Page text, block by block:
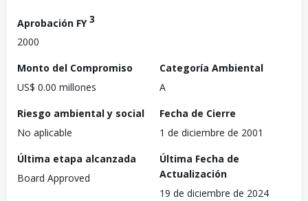
Aprobación FY3
2000
Monto del Compromiso
US$ 0.00 millones
Categoría Ambiental
A
Riesgo ambiental y social
No aplicable
Fecha de Cierre
1 de diciembre de 2001
Última etapa alcanzada
Board Approved
Última Fecha de
Actualización
19 de diciembre de 2024